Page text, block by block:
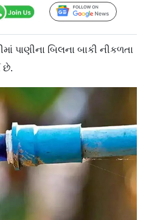
Follow Us
પાણીના બિલના બાકી નીકળતા
છે.